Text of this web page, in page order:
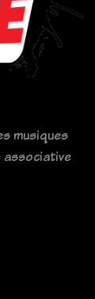
musiques
associative